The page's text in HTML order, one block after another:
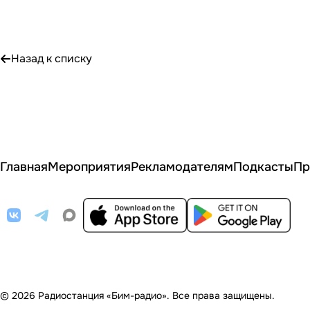
Назад к списку
ГлавнаяМероприятияРекламодателямПодкасты
© 2026 Радиостанция «Бим-радио». Все права защищены.